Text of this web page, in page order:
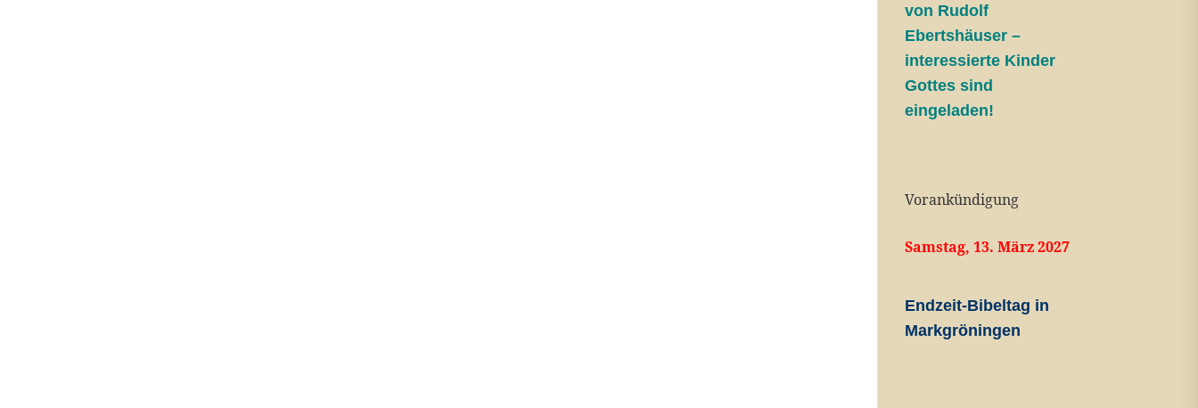
von Rudolf
Ebertshäuser –
interessierte Kinder
Gottes sind
eingeladen!
Vorankündigung
Samstag, 13. März 2027
Endzeit-Bibeltag in
Markgröningen